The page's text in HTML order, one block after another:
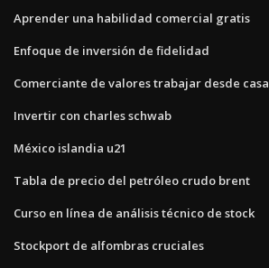
Aprender una habilidad comercial gratis
Enfoque de inversión de fidelidad
Comerciante de valores trabajar desde casa
Invertir con charles schwab
México islandia u21
Tabla de precio del petróleo crudo brent
Curso en línea de análisis técnico de stock
Stockport de alfombras cruciales